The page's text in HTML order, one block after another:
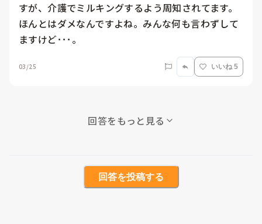
すが、介護でミルキングするよう周知されてます。
ほんとはダメなんですよね。みんな何も言わずして
ますけど･･･。
03/25 いいね 5
回答をもっと見る
回答を投稿する